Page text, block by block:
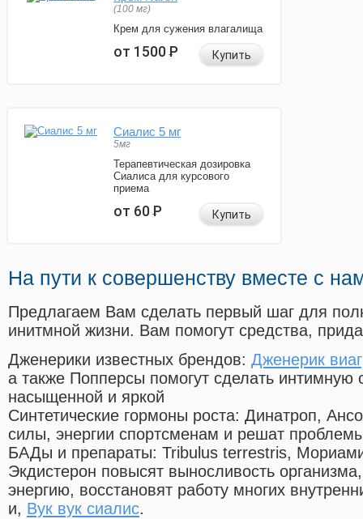
(100 мг)
Крем для сужения влагалища
от 1500Р Купить
Сиалис 5 мг
5мг
Терапевтическая дозировка
Сиалиса для курсового
приема
от 60Р Купить
На пути к совершенству вместе с
Предлагаем Вам сделать первый шаг для
инитмной жизни. Вам помогут средства,
Дженерики известных брендов: Дженерик
а также Попперсы помогут сделать
насыщенной и яркой
Синтетические гормоны роста: Динатроп,
силы, энергии спортсменам и решат
БАДы и препараты: Tribulus terrestris,
Экдистерон повысят выносливость
энергию, восстановят работу многих
и, Вук вук сиалис.